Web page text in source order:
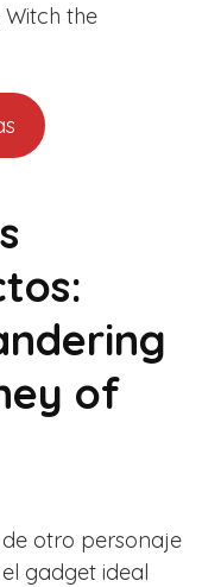
Witch the
of
otro personaje
gadget ideal